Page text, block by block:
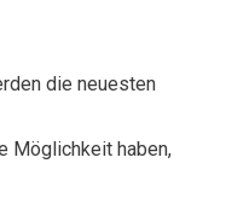
die neuesten
Möglichkeit haben,